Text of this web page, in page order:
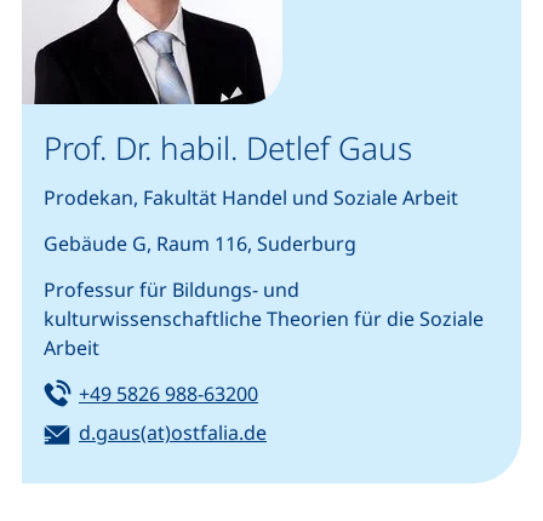
Prof. Dr. habil. Detlef Gaus
Prodekan, Fakultät Handel und Soziale Arbeit
Gebäude G, Raum 116, Suderburg
Professur für Bildungs- und
kulturwissenschaftliche Theorien für die Soziale
Arbeit
Tel:
+49 5826 988-63200(startet einen Telefonanruf,
E-Mail:
d.gaus(at)ostfalia.de(öffnet Ihr E-Mail-Programm)